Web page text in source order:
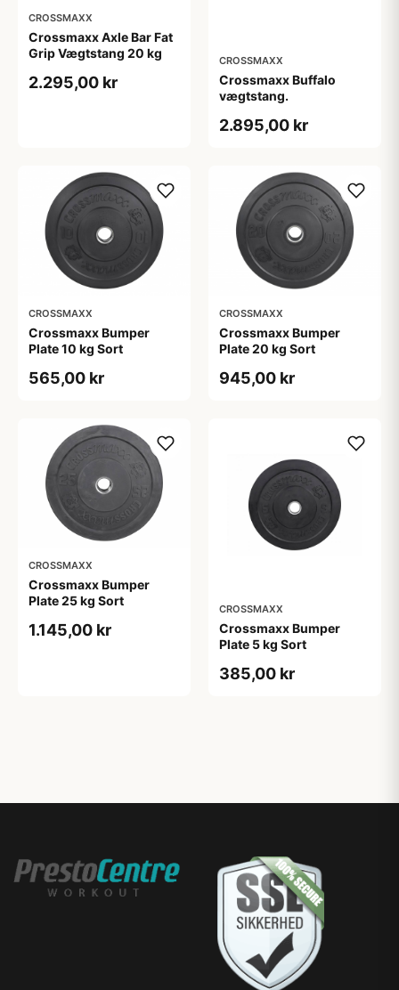
CROSSMAXX
Crossmaxx Axle Bar Fat
Grip Vægtstang 20 kg
2.295,00 kr
CROSSMAXX
Crossmaxx Buffalo
vægtstang.
2.895,00 kr
CROSSMAXX
Crossmaxx Bumper
Plate 10 kg Sort
565,00 kr
CROSSMAXX
Crossmaxx Bumper
Plate 20 kg Sort
945,00 kr
CROSSMAXX
Crossmaxx Bumper
Plate 25 kg Sort
1.145,00 kr
CROSSMAXX
Crossmaxx Bumper
Plate 5 kg Sort
385,00 kr